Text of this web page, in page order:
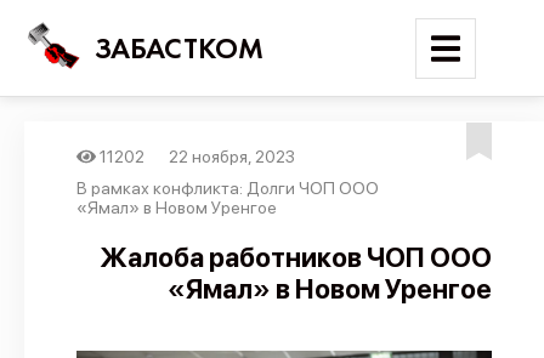
ЗАБАСТКОМ
Войти
Поиск
Новости
11202
22 ноября, 2023
В рамках конфликта: Долги ЧОП ООО
«Ямал» в Новом Уренгое
Жалоба работников ЧОП ООО
«Ямал» в Новом Уренгое